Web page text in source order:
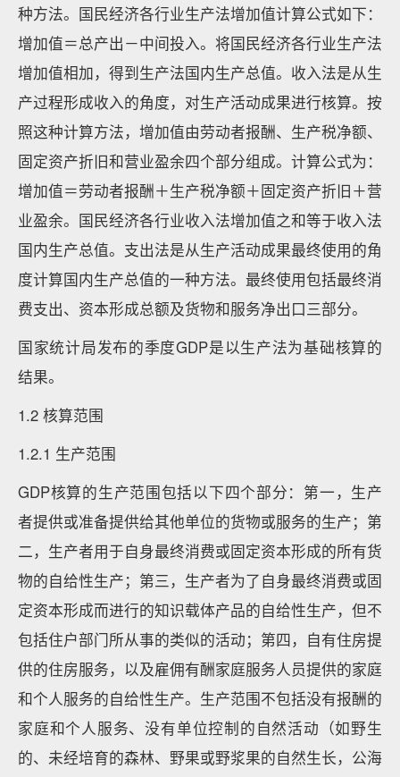
种方法。国民经济各行业生产法增加值计算公式如下：
增加值＝总产出－中间投入。将国民经济各行业生产法
增加值相加，得到生产法国内生产总值。收入法是从生
产过程形成收入的角度，对生产活动成果进行核算。按
照这种计算方法，增加值由劳动者报酬、生产税净额、
固定资产折旧和营业盈余四个部分组成。计算公式为：
增加值＝劳动者报酬＋生产税净额＋固定资产折旧＋营
业盈余。国民经济各行业收入法增加值之和等于收入法
国内生产总值。支出法是从生产活动成果最终使用的角
度计算国内生产总值的一种方法。最终使用包括最终消
费支出、资本形成总额及货物和服务净出口三部分。
国家统计局发布的季度GDP是以生产法为基础核算的
结果。
1.2 核算范围
1.2.1 生产范围
GDP核算的生产范围包括以下四个部分：第一，生产
者提供或准备提供给其他单位的货物或服务的生产；第
二，生产者用于自身最终消费或固定资本形成的所有货
物的自给性生产；第三，生产者为了自身最终消费或固
定资本形成而进行的知识载体产品的自给性生产，但不
包括住户部门所从事的类似的活动；第四，自有住房提
供的住房服务，以及雇佣有酬家庭服务人员提供的家庭
和个人服务的自给性生产。生产范围不包括没有报酬的
家庭和个人服务、没有单位控制的自然活动（如野生
的、未经培育的森林、野果或野浆果的自然生长，公海